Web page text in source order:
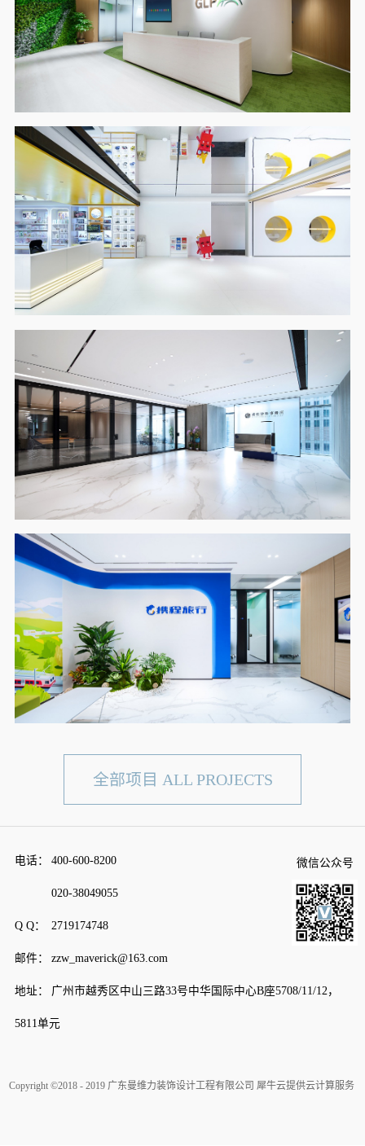
全部项目 ALL PROJECTS
电话： 400-600-8200
020-38049055
Q Q： 2719174748
邮件： zzw_maverick@163.com
地址： 广州市越秀区中山三路33号中华国际中心B座5708/11/12，
5811单元
微信公众号
Copyright ©2018 - 2019 广东曼维力装饰设计工程有限公司 犀牛云提供云计算服务